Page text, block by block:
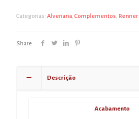
Categorias: Alvenaria, Complementos, Renner
Share
Descrição
Acabamento